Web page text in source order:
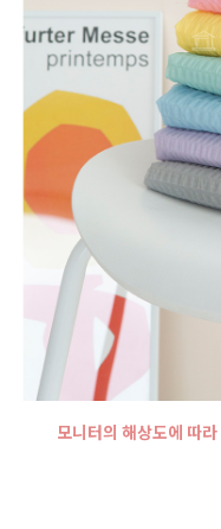
모니터의 해상도에 따